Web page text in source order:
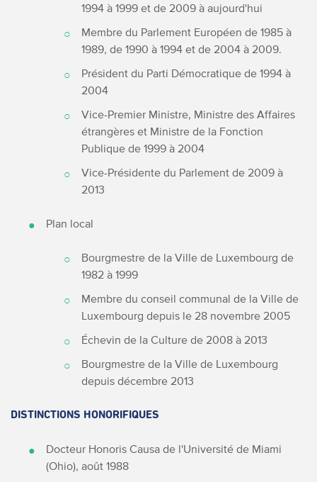
1994 à 1999 et de 2009 à aujourd'hui
Membre du Parlement Européen de 1985 à
1989, de 1990 à 1994 et de 2004 à 2009.
Président du Parti Démocratique de 1994 à
2004
Vice-Premier Ministre, Ministre des Affaires
étrangères et Ministre de la Fonction
Publique de 1999 à 2004
Vice-Présidente du Parlement de 2009 à
2013
Plan local
Bourgmestre de la Ville de Luxembourg de
1982 à 1999
Membre du conseil communal de la Ville de
Luxembourg depuis le 28 novembre 2005
Échevin de la Culture de 2008 à 2013
Bourgmestre de la Ville de Luxembourg
depuis décembre 2013
DISTINCTIONS HONORIFIQUES
Docteur Honoris Causa de l'Université de Miami
(Ohio), août 1988